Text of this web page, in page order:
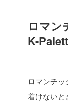
ロマン
K-
ロマンチッ
着けないと